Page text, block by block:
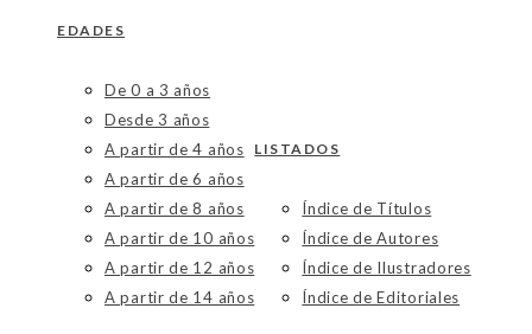
EDADES
De 0 a 3 años
Desde 3 años
A partir de 4 años
A partir de 6 años
A partir de 8 años
A partir de 10 años
A partir de 12 años
A partir de 14 años
LISTADOS
Índice de Títulos
Índice de Autores
Índice de Ilustradores
Índice de Editoriales